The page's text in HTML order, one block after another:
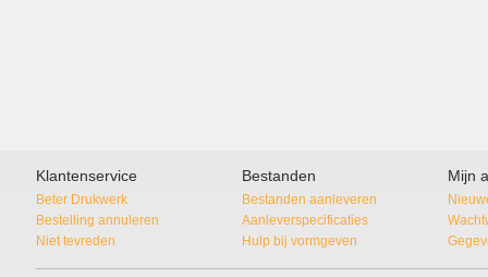
Klantenservice
Beter Drukwerk
Bestelling annuleren
Niet tevreden
Bestanden
Bestanden aanleveren
Aanleverspecificaties
Hulp bij vormgeven
Mijn